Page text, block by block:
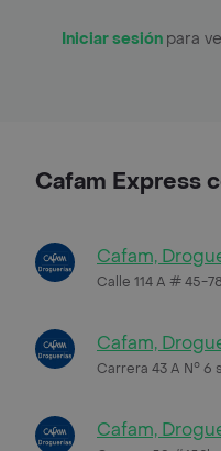
Iniciar sesión para
Cafam Express
Cafam,
Calle 114 A # 45-78
Cafam,
Carrera 43 A N° 6
Cafam,